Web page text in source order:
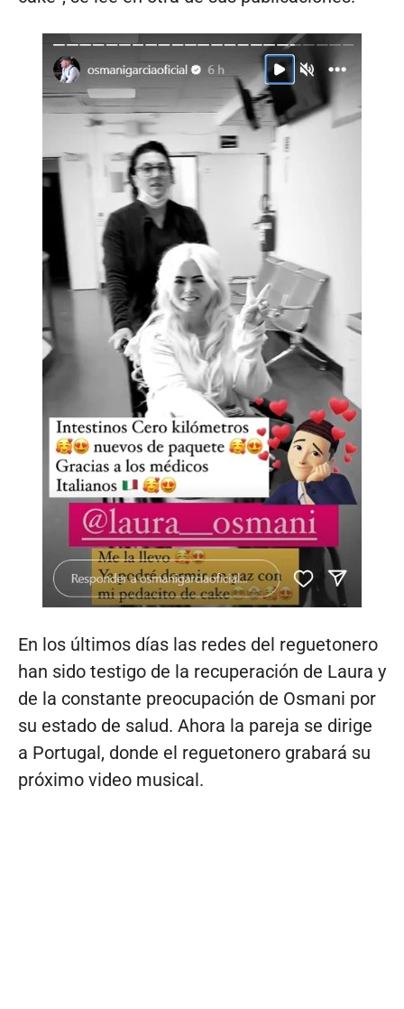
En los últimos días las redes del reguetonero
han sido testigo de la recuperación de Laura y
de la constante preocupación de Osmani por
su estado de salud. Ahora la pareja se dirige
a Portugal, donde el reguetonero grabará su
próximo video musical.